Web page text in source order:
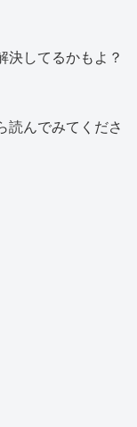
決してるかもよ？
読んでみてくださ